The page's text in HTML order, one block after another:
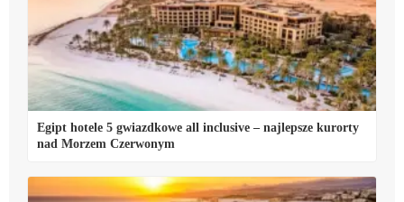
Egipt hotele 5 gwiazdkowe all inclusive – najlepsze kurorty
nad Morzem Czerwonym